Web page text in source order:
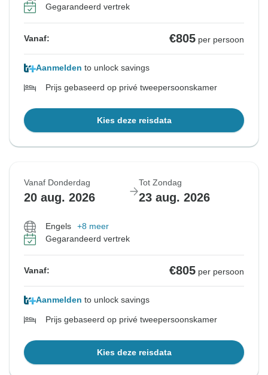
Gegarandeerd vertrek
Vanaf: €805 per persoon
Aanmelden to unlock savings
Prijs gebaseerd op privé tweepersoonskamer
Kies deze reisdata
Vanaf Donderdag
20 aug. 2026
Tot Zondag
23 aug. 2026
Engels
+8 meer
Gegarandeerd vertrek
Vanaf: €805 per persoon
Aanmelden to unlock savings
Prijs gebaseerd op privé tweepersoonskamer
Kies deze reisdata